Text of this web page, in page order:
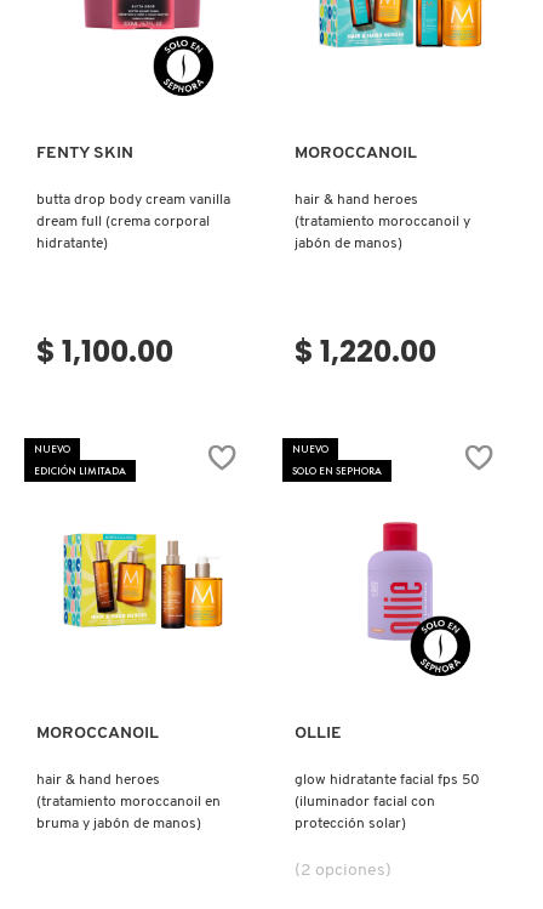
IT COSMETICS
JEAN PAUL GAULTIER
KYLIE COSMETICS
L'ORÉAL PROFESSIONNEL
LANCÔME
Ver más
FENTY SKIN
butta drop body cream vanilla
dream full (crema corporal
hidratante)
$ 1,100.00
Ver más
MOROCCANOIL
hair & hand heroes
(tratamiento moroccanoil y
jabón de manos)
$ 1,220.00
NUEVO
EDICIÓN LIMITADA
Ver más
MOROCCANOIL
hair & hand heroes
(tratamiento moroccanoil en
bruma y jabón de manos)
NUEVO
SOLO EN SEPHORA
Ver más
OLLIE
glow hidratante facial fps 50
(iluminador facial con
protección solar)
(2 opciones)